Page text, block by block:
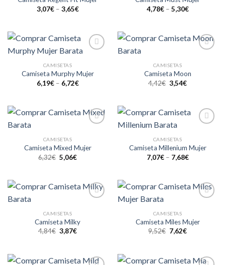
deseos
3,07€– 3,65€
deseos
4,78€– 5,30€
lista de
deseos
CAMISETAS
Camiseta Murphy Mujer
6,19€– 6,72€
CAMISETAS
Camiseta Moon
4,42€ 3,54€
lista de
deseos
CAMISETAS
Camiseta Mixed Mujer
6,32€ 5,06€
lista de
deseos
CAMISETAS
Camiseta Millenium Mujer
7,07€– 7,68€
CAMISETAS
Camiseta Milky
4,84€ 3,87€
lista de
deseos
CAMISETAS
Camiseta Miles Mujer
9,52€ 7,62€